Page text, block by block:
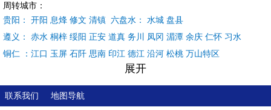
周转城市：
贵阳： 开阳 息烽 修文 清镇 六盘水： 水城 盘县
遵义： 赤水 桐梓 绥阳 正安 道真 务川 凤冈 湄潭 余庆 仁怀 习水
铜仁 ：江口 玉屏 石阡 思南 印江 德江 沿河 松桃 万山特区
黔西南：兴义 兴仁 普安 晴隆 贞丰 望谟 册亨 安龙
黔南：都匀 荔波 贵定 福泉 瓮安 独山 平塘 罗甸 长顺 龙里 惠水 三都
展开
地图导航